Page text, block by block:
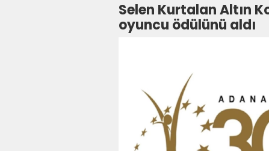
Selen Kurtalan Altın
oyuncu ödülünü aldı